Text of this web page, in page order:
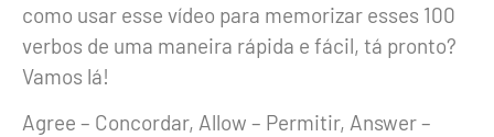
como usar esse vídeo para memorizar esses 100
verbos de uma maneira rápida e fácil, tá pronto?
Vamos lá!
Agree – Concordar, Allow – Permitir, Answer –